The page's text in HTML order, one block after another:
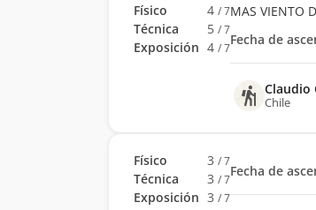
Físico 4 / 7
Técnica 5 / 7
Exposición 4 / 7
MAS VIENTO
Fecha de
Claudio
Chile
Físico 3 / 7
Técnica 3 / 7
Exposición 3 / 7
Fecha de